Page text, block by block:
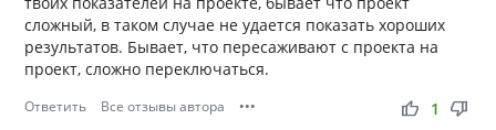
сложный, в таком случае не удается показать хороших
результатов. Бывает, что пересаживают с проекта на
проект, сложно переключаться.
Ответить Все отзывы автора ••• thumb_up thumb_down
1